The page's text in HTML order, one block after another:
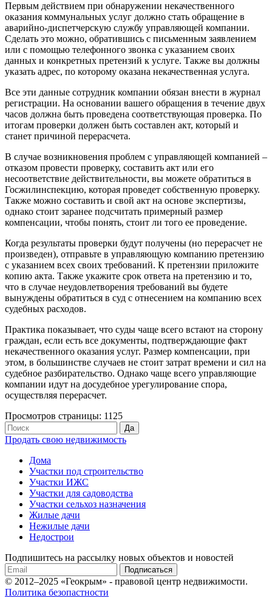
Первым действием при обнаружении некачественного
оказания коммунальных услуг должно стать обращение в
аварийно-диспетчерскую службу управляющей компании.
Сделать это можно, обратившись с письменным заявлением
или с помощью телефонного звонка с указанием своих
данных и конкретных претензий к услуге. Также вы должны
указать адрес, по которому оказана некачественная услуга.
Все эти данные сотрудник компании обязан внести в журнал
регистрации. На основании вашего обращения в течение двух
часов должна быть проведена соответствующая проверка. По
итогам проверки должен быть составлен акт, который и
станет причиной перерасчета.
В случае возникновения проблем с управляющей компанией –
отказом провести проверку, составить акт или его
несоответствие действительности, вы можете обратиться в
Госжилинспекцию, которая проведет собственную проверку.
Также можно составить и свой акт на основе экспертизы,
однако стоит заранее подсчитать примерный размер
компенсации, чтобы понять, стоит ли того ее проведение.
Когда результаты проверки будут получены (но перерасчет не
произведен), отправьте в управляющую компанию претензию
с указанием всех своих требований. К претензии приложите
копию акта. Также укажите срок ответа на претензию и то,
что в случае неудовлетворения требований вы будете
вынуждены обратиться в суд с отнесением на компанию всех
судебных расходов.
Практика показывает, что суды чаще всего встают на сторону
граждан, если есть все документы, подтверждающие факт
некачественного оказания услуг. Размер компенсации, при
этом, в большинстве случаев не стоит затрат времени и сил на
судебное разбирательство. Однако чаще всего управляющие
компании идут на досудебное урегулирование спора,
осуществляя перерасчет.
Просмотров страницы: 1125
Продать свою недвижимость
Дома
Участки под строительство
Участки ИЖС
Участки для садоводства
Участки сельхоз назначения
Жилые дачи
Нежилые дачи
Недострои
Подпишитесь на рассылку новых объектов и новостей
Подписаться
© 2012–2025 «Геокрым» - правовой центр недвижимости.
Политика безопастности